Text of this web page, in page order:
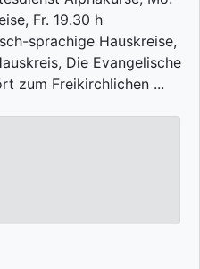
Fr. 19.30 h
sprachige Hauskreise,
Die Evangelische
zum Freikirchlichen ...